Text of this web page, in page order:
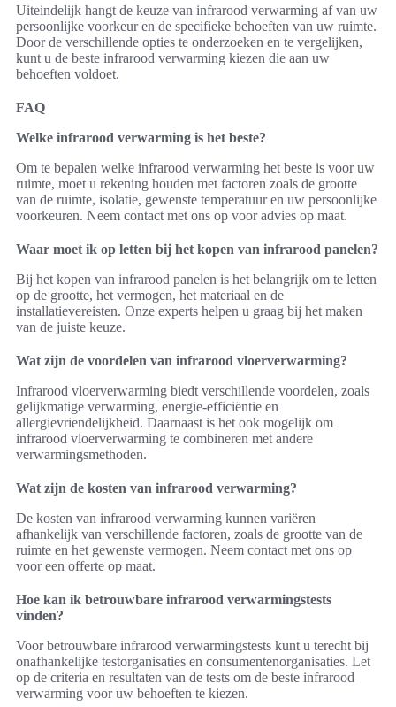
Uiteindelijk hangt de keuze van infrarood verwarming af van uw
persoonlijke voorkeur en de specifieke behoeften van uw ruimte.
Door de verschillende opties te onderzoeken en te vergelijken,
kunt u de beste infrarood verwarming kiezen die aan uw
behoeften voldoet.
FAQ
Welke infrarood verwarming is het beste?
Om te bepalen welke infrarood verwarming het beste is voor uw
ruimte, moet u rekening houden met factoren zoals de grootte
van de ruimte, isolatie, gewenste temperatuur en uw persoonlijke
voorkeuren. Neem contact met ons op voor advies op maat.
Waar moet ik op letten bij het kopen van infrarood panelen?
Bij het kopen van infrarood panelen is het belangrijk om te letten
op de grootte, het vermogen, het materiaal en de
installatievereisten. Onze experts helpen u graag bij het maken
van de juiste keuze.
Wat zijn de voordelen van infrarood vloerverwarming?
Infrarood vloerverwarming biedt verschillende voordelen, zoals
gelijkmatige verwarming, energie-efficiëntie en
allergievriendelijkheid. Daarnaast is het ook mogelijk om
infrarood vloerverwarming te combineren met andere
verwarmingsmethoden.
Wat zijn de kosten van infrarood verwarming?
De kosten van infrarood verwarming kunnen variëren
afhankelijk van verschillende factoren, zoals de grootte van de
ruimte en het gewenste vermogen. Neem contact met ons op
voor een offerte op maat.
Hoe kan ik betrouwbare infrarood verwarmingstests
vinden?
Voor betrouwbare infrarood verwarmingstests kunt u terecht bij
onafhankelijke testorganisaties en consumentenorganisaties. Let
op de criteria en resultaten van de tests om de beste infrarood
verwarming voor uw behoeften te kiezen.